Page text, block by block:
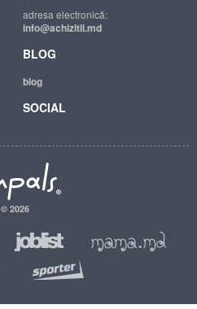
adresa electronică:
info@achizitii.md
BLOG
blog
SOCIAL
© 2026